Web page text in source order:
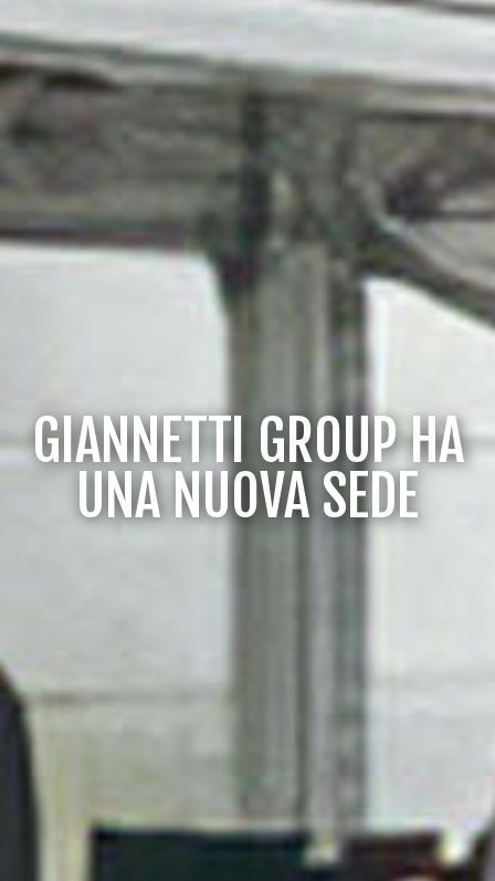
GIANNETTI GROUP HA
UNA NUOVA SEDE